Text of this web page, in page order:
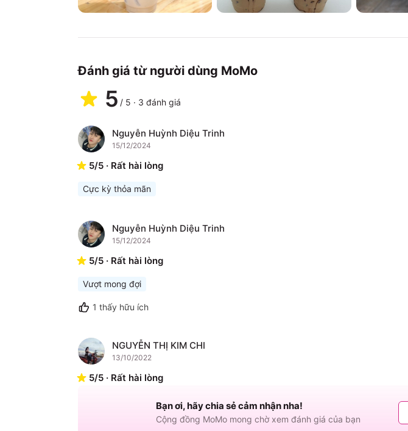
Đánh giá từ người dùng MoMo
5 / 5 · 3 đánh giá
N Nguyễn Huỳnh Diệu Trinh
15/12/2024
5/5 · Rất hài lòng
Cực kỳ thỏa mãn
N Nguyễn Huỳnh Diệu Trinh
15/12/2024
5/5 · Rất hài lòng
Vượt mong đợi
1 thấy hữu ích
N NGUYỄN THỊ KIM CHI
13/10/2022
5/5 · Rất hài lòng
Bạn ơi, hãy chia sẻ cảm nhận nha!
Cộng đồng MoMo mong chờ xem đánh giá của bạn